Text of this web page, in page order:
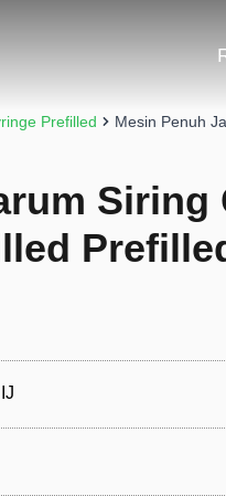
Prefilled Mesin Penuh
Siring